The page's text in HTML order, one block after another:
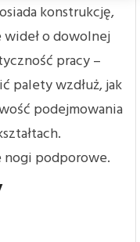
konstrukcję,
o dowolnej
pracy –
palety wzdłuż, jak
podejmowania
nogi podporowe.